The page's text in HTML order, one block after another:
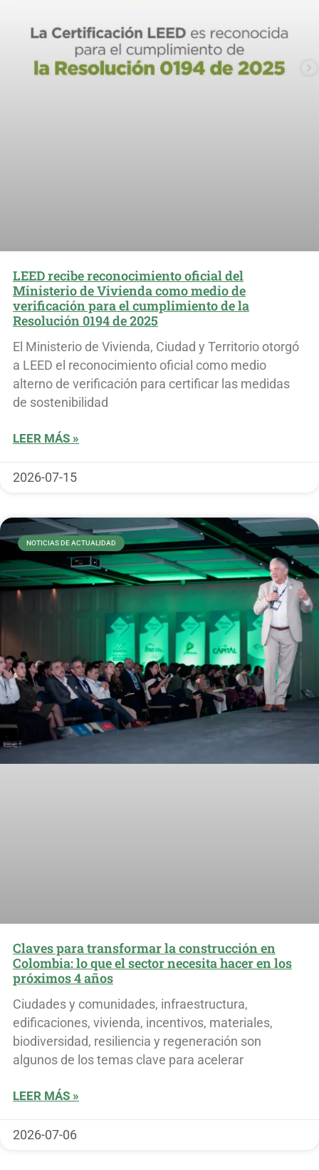
LEED recibe reconocimiento oficial del
Ministerio de Vivienda como medio de
verificación para el cumplimiento de la
Resolución 0194 de 2025
El Ministerio de Vivienda, Ciudad y Territorio otorgó
a LEED el reconocimiento oficial como medio
alterno de verificación para certificar las medidas
de sostenibilidad
LEER MÁS »
2026-07-15
NOTICIAS DE ACTUALIDAD
Claves para transformar la construcción en
Colombia: lo que el sector necesita hacer en los
próximos 4 años
Ciudades y comunidades, infraestructura,
edificaciones, vivienda, incentivos, materiales,
biodiversidad, resiliencia y regeneración son
algunos de los temas clave para acelerar
LEER MÁS »
2026-07-06